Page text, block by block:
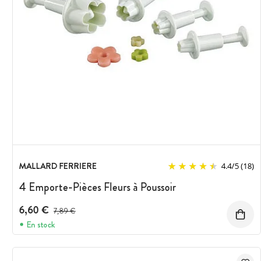
MALLARD FERRIERE 4.4/5(18)
4 Emporte-Pièces Fleurs à Poussoir
6,60 € Prix avant réduction :
7,89 €
En stock